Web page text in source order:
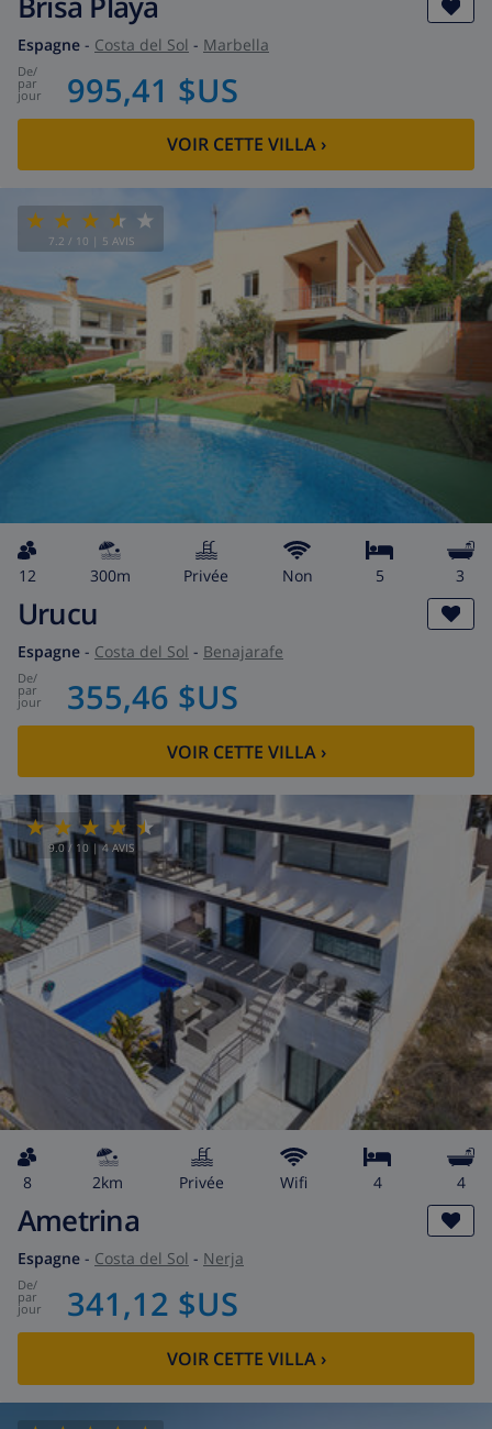
Espagne - Costa del Sol - Marbella
de/
par
jour 995,41 $US
VOIR CETTE VILLA›
7.2 / 10 | 5 AVIS
12 300m privée Non 5 3
Urucu
Espagne - Costa del Sol - Benajarafe
de/
par
jour 355,46 $US
VOIR CETTE VILLA›
9.0/ 10 |4 AVIS
8 2km privée wifi 4 4
Ametrina
Espagne - Costa del Sol - Nerja
de/
par
jour 341,12 $US
VOIR CETTE VILLA›